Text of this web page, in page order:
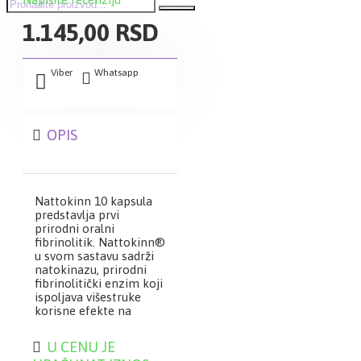
1.145,00 RSD
Viber Whatsapp
OPIS
Nattokinn 10 kapsula
predstavlja prvi
prirodni oralni
fibrinolitik. Nattokinn®
u svom sastavu sadrži
natokinazu, prirodni
fibrinolitički enzim koji
ispoljava višestruke
korisne efekte na
krvne ugrušake, blokira
U CENU JE